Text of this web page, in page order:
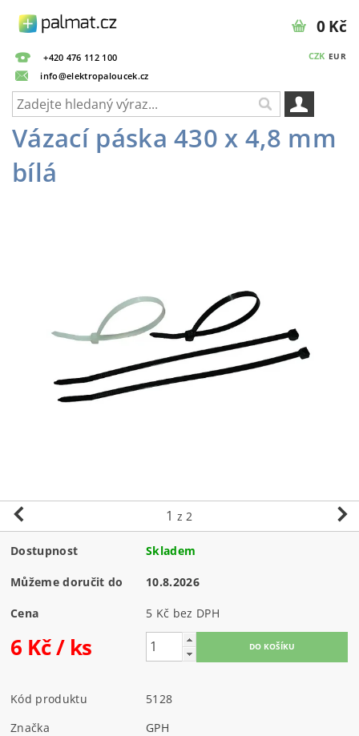
+420 476 112 100
info@elektropaloucek.cz
CZK EUR
0 Kč
Vázací páska 430 x 4,8 mm
bílá
1 z 2
Dostupnost Skladem
Můžeme doručit do 10.8.2026
Cena 5 Kč bez DPH
6 Kč/ ks
Kód produktu
5128
Značka
GPH